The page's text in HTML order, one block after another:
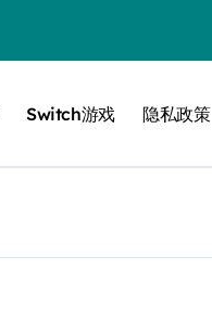
Switch游戏 隐私政策